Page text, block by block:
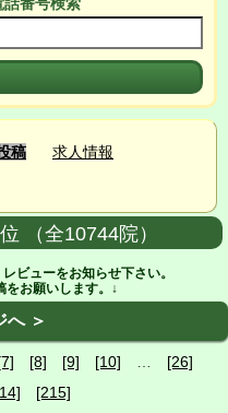
番号検索
稿
求人情報
（全10744院）
ビューをお知らせ下さい。
をお願いします。↓
へ ＞
[8] [9] [10] … [26]
[215]